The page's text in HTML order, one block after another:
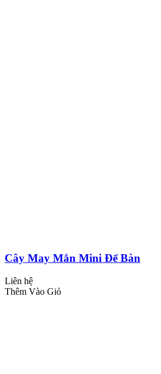
Cây May Mắn Mini Để Bàn
Liên hệ
Thêm Vào Giỏ